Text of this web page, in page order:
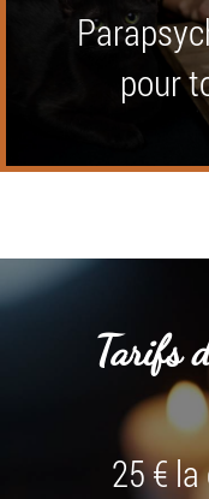
pour
Tarifs
25 €